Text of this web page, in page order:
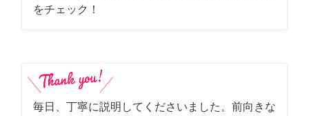
をチェック！
毎日、丁寧に説明してくださいました。前向きな